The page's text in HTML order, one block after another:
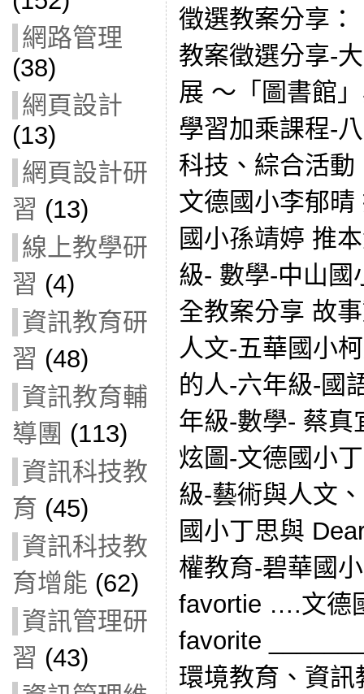
網路管理
(38)
網頁設計
(13)
網頁設計研
習 (13)
線上教學研
習 (4)
資訊教育研
習 (48)
資訊教育輔
導團 (113)
資訊科技教
育 (45)
資訊科技教
育增能 (62)
資訊管理研
習 (43)
徵選教案分享
教案徵選分享-
展 ～「圖書館
學習加乘課程-
科技、綜合活
文德國小李郁
國小孫靖婷 推
級- 數學-中山國
全教案分享 故
人文-五華國小
的人-六年級-國
年級-數學- 蔡真
炫圖-文德國小
級-藝術與人文
國小丁思與
權教育-碧華國
favortie ….文德
favorite
環境教育、資